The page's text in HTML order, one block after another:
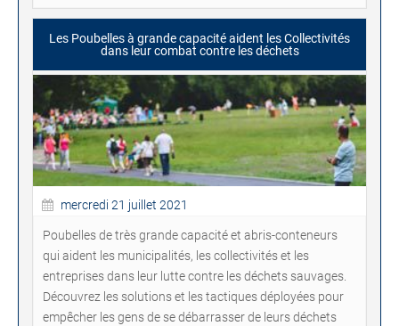
Les Poubelles à grande capacité aident les Collectivités
dans leur combat contre les déchets
mercredi 21 juillet 2021
Poubelles de très grande capacité et abris-conteneurs
qui aident les municipalités, les collectivités et les
entreprises dans leur lutte contre les déchets sauvages.
Découvrez les solutions et les tactiques déployées pour
empêcher les gens de se débarrasser de leurs déchets